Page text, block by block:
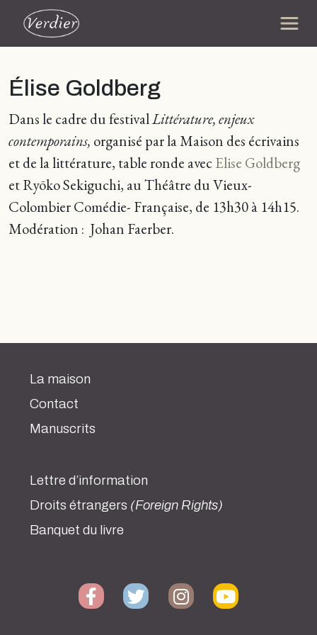
Élise Goldberg
Dans le cadre du festivalLittérature, enjeux
contemporains, organisé par la Maison des écrivains
et de la littérature, table ronde avecElise Goldberg
et Ryōko Sekiguchi, au Théâtre du Vieux-
Colombier Comédie- Française, de 13h30 à 14h15.
Modération : Johan Faerber.
La maison
Contact
Manuscrits
Lettre d’information
Droits étrangers (Foreign Rights)
Banquet du livre